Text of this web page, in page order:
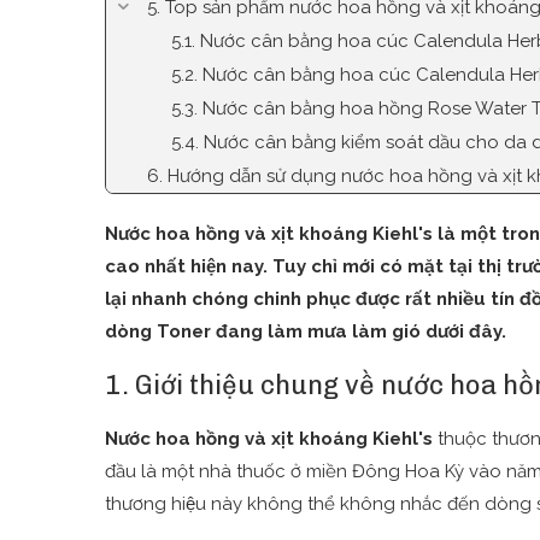
5. Top sản phẩm nước hoa hồng và xịt
5.1. Nước cân bằng hoa cúc Calendula
5.2. Nước cân bằng hoa cúc Calendula
5.3. Nước cân bằng hoa hồng Rose Water
5.4. Nước cân bằng kiểm soát dầu cho da
6. Hướng dẫn sử dụng nước hoa hồng và xịt
Nước hoa hồng và xịt khoáng Kiehl's là một
cao nhất hiện nay. Tuy chỉ mới có mặt tại thị
lại nhanh chóng chinh phục được rất nhiều tín
dòng Toner đang làm mưa làm gió dưới đây.
1. Giới thiệu chung về nước hoa
Nước hoa hồng và xịt khoáng Kiehl's thuộc
đầu là một nhà thuốc ở miền Đông Hoa Kỳ vào
thương hiệu này không thể không nhắc đến dòng